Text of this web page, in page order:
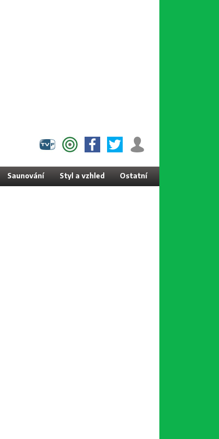
Saunování Styl a vzhled Ostatní